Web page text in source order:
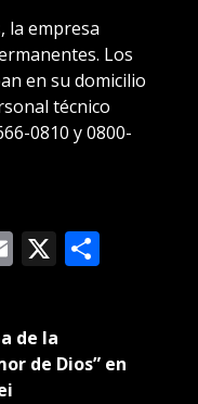
la empresa
Los
en su domicilio
técnico
0810 y 0800-
Email
X
de la
de Dios” en